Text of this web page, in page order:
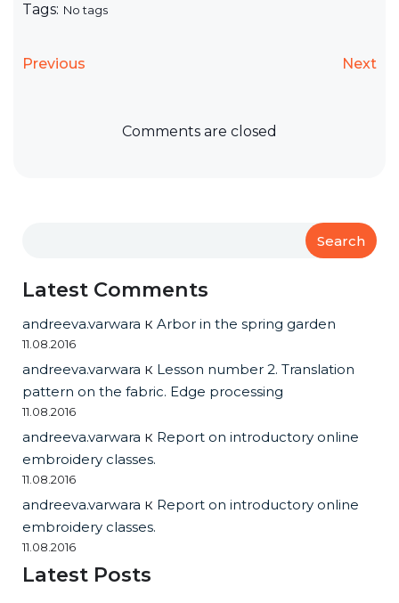
Tags: No tags
Previous Next
Comments are closed
Search
Latest Comments
andreeva.varwara к Arbor in the spring garden
11.08.2016
andreeva.varwara к Lesson number 2. Translation
pattern on the fabric. Edge processing
11.08.2016
andreeva.varwara к Report on introductory online
embroidery classes.
11.08.2016
andreeva.varwara к Report on introductory online
embroidery classes.
11.08.2016
Latest Posts